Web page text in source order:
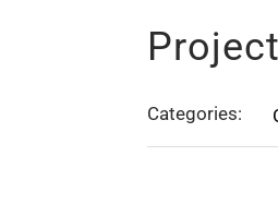
Categories: